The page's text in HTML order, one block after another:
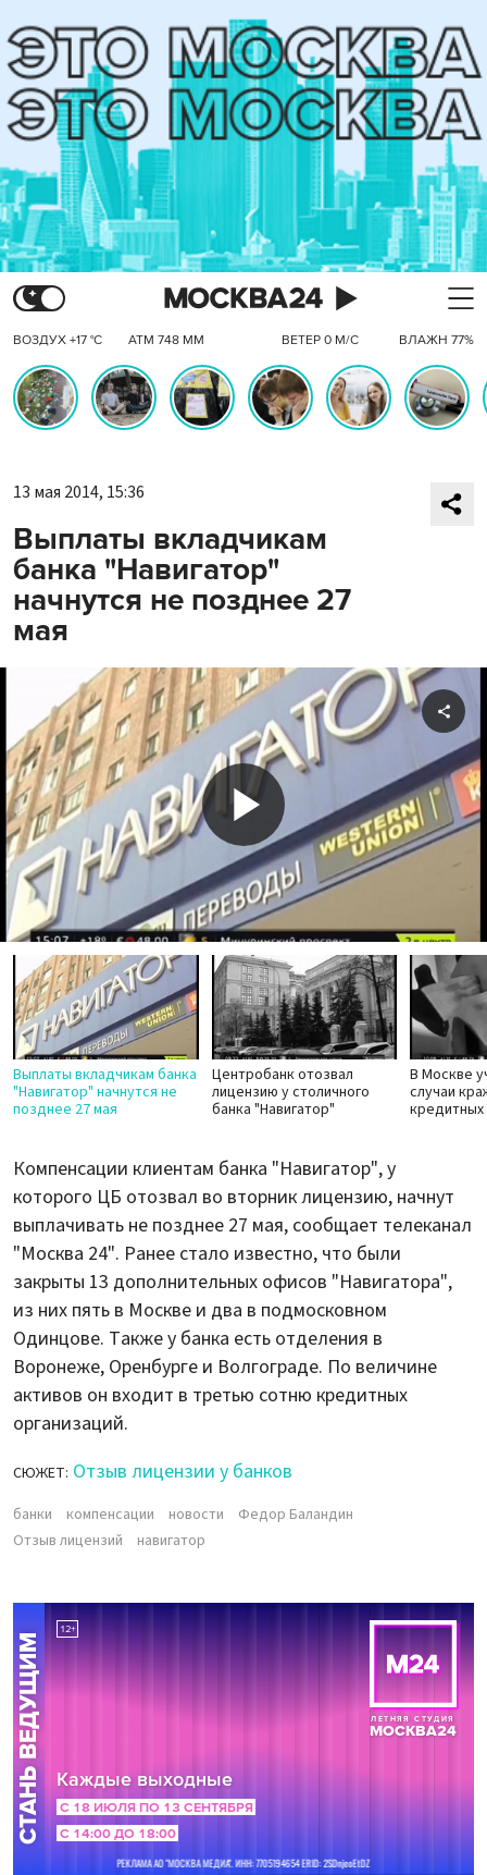
ВОЗДУХ +17 °C АТМ 748 ММ ВЕТЕР 0 М/С ВЛАЖН 77%
13 мая 2014, 15:36
Выплаты вкладчикам
банка "Навигатор"
начнутся не позднее 27
мая
Play
Video
Выплаты вкладчикам банка
"Навигатор" начнутся не
позднее 27 мая
Центробанк отозвал
лицензию у столичного
банка "Навигатор"
В Москве
случаи
кредитных
Компенсации клиентам банка "Навигатор", у
которого ЦБ отозвал во вторник лицензию, начнут
выплачивать не позднее 27 мая, сообщает телеканал
"Москва 24". Ранее стало известно, что были
закрыты 13 дополнительных офисов "Навигатора",
из них пять в Москве и два в подмосковном
Одинцове. Также у банка есть отделения в
Воронеже, Оренбурге и Волгограде. По величине
активов он входит в третью сотню кредитных
организаций.
СЮЖЕТ: Отзыв лицензии у банков
банки компенсации новости
Федор Баландин
Отзыв лицензий
навигатор